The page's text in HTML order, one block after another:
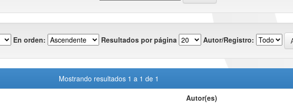
En orden: Resultados por página Autor/Registro:
Mostrando resultados 1 a 1 de 1
Autor(es)